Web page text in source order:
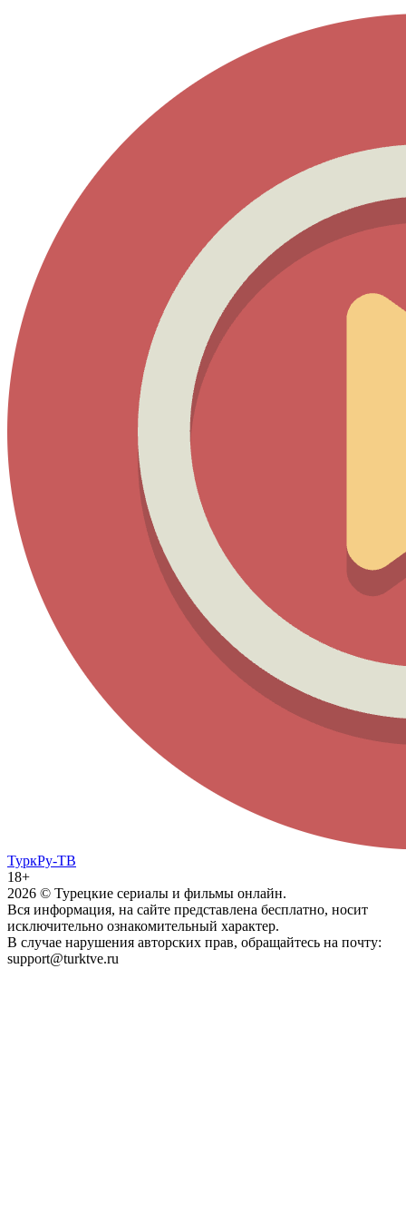
ТуркРу-ТВ
18+
2026 © Турецкие сериалы и фильмы онлайн.
Вся информация, на сайте представлена бесплатно, носит
исключительно ознакомительный характер.
В случае нарушения авторских прав, обращайтесь на почту:
support@turktve.ru